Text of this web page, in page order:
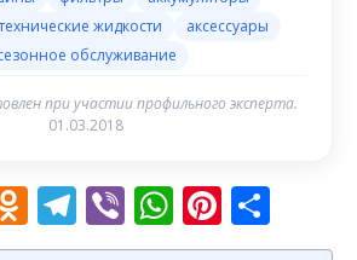
технические жидкости
аксессуары
обслуживание
при участии профильного эксперта.
01.03.2018
Odnoklassniki
Telegram
Viber